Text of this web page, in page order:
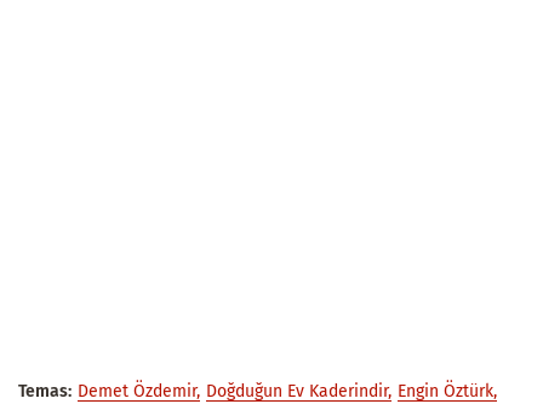
Temas: Demet Özdemir Doğduğun Ev Kaderindir Engin Öztürk